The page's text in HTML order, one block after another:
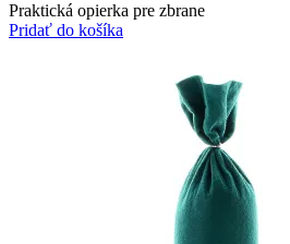
Praktická opierka pre zbrane
Pridať do košíka